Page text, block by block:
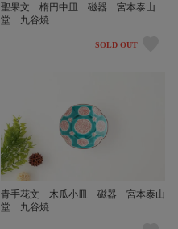
聖果文 楕円中皿 磁器 宮本泰山
堂 九谷焼
SOLD OUT
青手花文 木瓜小皿 磁器 宮本泰山
堂 九谷焼